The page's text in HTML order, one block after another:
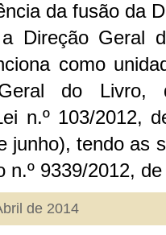
da fusão da
Direção Geral
como
do
n.º 103/2012,
junho), tendo as
n.º 9339/2012,
de 2014